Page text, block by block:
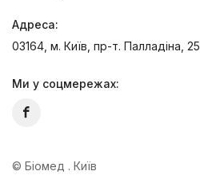
Адреса:
03164, м. Київ, пр-т. Палладіна, 25
Ми у соцмережах:
© Біомед . Київ